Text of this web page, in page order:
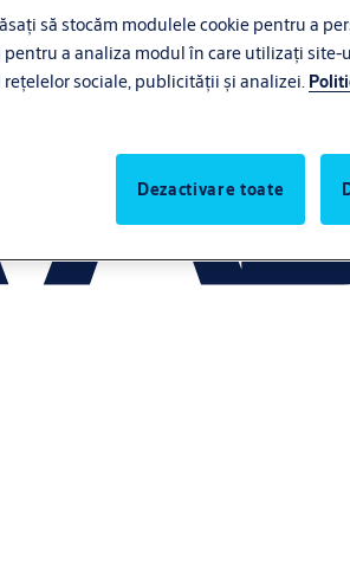
să stocăm modulele cookie pentru a
a analiza modul în care utilizați
sociale, publicității și analizei.
Dezactivare toate